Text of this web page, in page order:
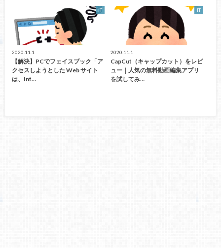
IT
2020.11.1
【解決】PCでフェイスブック「ア
クセスしようとした Web サイト
は、Int…
IT
2020.11.1
CapCut（キャップカット）をレビ
ュー｜人気の無料動画編集アプリ
を試してみ…